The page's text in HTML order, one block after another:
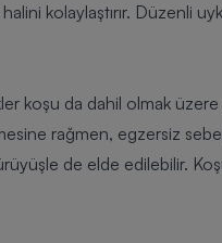
kolaylaştırır. Düzenli
koşu da dahil olmak
rağmen, egzersiz
de elde edilebilir.